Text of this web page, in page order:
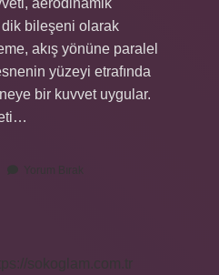
aerodinamik
dik bileşeni olarak
akış yönüne paralel
yüzeyi etrafında
bir kuvvet uygular.
Yorum Bırak
sokoglam.com.tr